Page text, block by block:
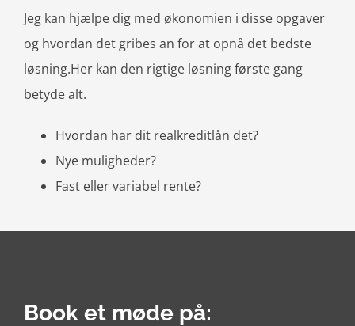
Jeg kan hjælpe dig med økonomien i disse opgaver
og hvordan det gribes an for at opnå det bedste
løsning.Her kan den rigtige løsning første gang
betyde alt.
Hvordan har dit realkreditlån det?
Nye muligheder?
Fast eller variabel rente?
Book et møde på: